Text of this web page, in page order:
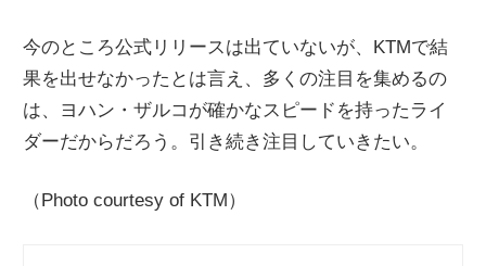
今のところ公式リリースは出ていないが、KTMで結
果を出せなかったとは言え、多くの注目を集めるの
は、ヨハン・ザルコが確かなスピードを持ったライ
ダーだからだろう。引き続き注目していきたい。
（Photo courtesy of KTM）